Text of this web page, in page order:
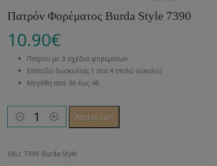
Πατρόν Φορέματος Burda Style 7390
10.90€
Πατρόν με 3 σχέδια φορεμάτων
Επίπεδο δυσκολίας 1 στα 4 (πολύ εύκολο)
Μεγέθη από 36 έως 46
Add to cart
SKU: 7390 Burda Style